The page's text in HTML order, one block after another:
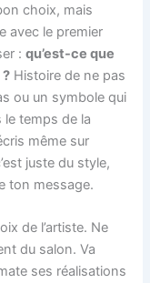
choix, mais
avec le premier
:qu’est-ce que
Histoire de ne pas
ou un symbole qui
le temps de la
même sur
juste du style,
ton message.
de l’artiste. Ne
du salon. Va
ses réalisations